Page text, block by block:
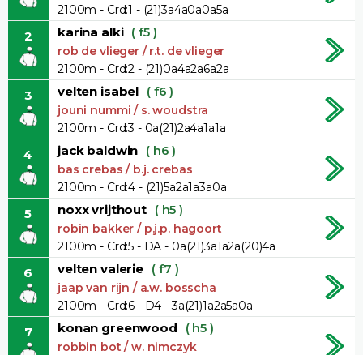
2100m - Crd:1 - (21)3a4a0a0a5a
2 karina alki ( f5 )
rob de vlieger / r.t. de vlieger
2100m - Crd:2 - (21)0a4a2a6a2a
3 velten isabel ( f6 )
jouni nummi / s. woudstra
2100m - Crd:3 - 0a(21)2a4a1a1a
4 jack baldwin ( h6 )
bas crebas / b.j. crebas
2100m - Crd:4 - (21)5a2a1a3a0a
5 noxx vrijthout ( h5 )
robin bakker / p.j.p. hagoort
2100m - Crd:5 - DA - 0a(21)3a1a2a(20)4a
6 velten valerie ( f7 )
jaap van rijn / a.w. bosscha
2100m - Crd:6 - D4 - 3a(21)1a2a5a0a
7 konan greenwood ( h5 )
robbin bot / w. nimczyk